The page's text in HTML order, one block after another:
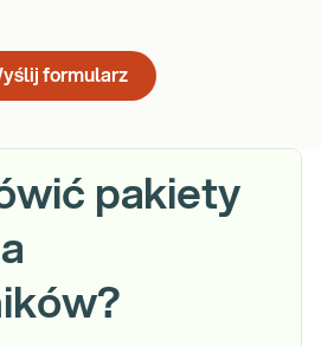
formularz
pakiety